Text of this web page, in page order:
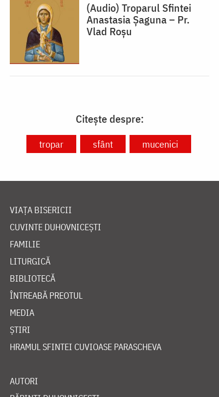
(Audio) Troparul Sfintei
Anastasia Șaguna – Pr.
Vlad Roșu
Citește despre:
tropar sfânt mucenici
VIAȚA BISERICII
CUVINTE DUHOVNICEȘTI
FAMILIE
LITURGICĂ
BIBLIOTECĂ
ÎNTREABĂ PREOTUL
MEDIA
ȘTIRI
HRAMUL SFINTEI CUVIOASE PARASCHEVA
AUTORI